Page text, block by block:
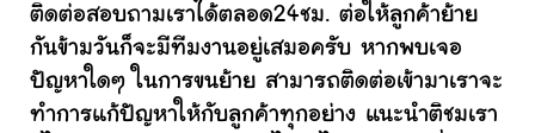
ติดต่อสอบถามเราได้ตลอด24ชม. ต่อให้ลูกค้าย้าย
กันข้ามวันก็จะมีทีมงานอยู่เสมอครับ หากพบเจอ
ปัญหาใดๆ ในการขนย้าย สามารถติดต่อเข้ามาเราจะ
ทำการแก้ปัญหาให้กับลูกค้าทุกอย่าง แนะนำติชมเรา